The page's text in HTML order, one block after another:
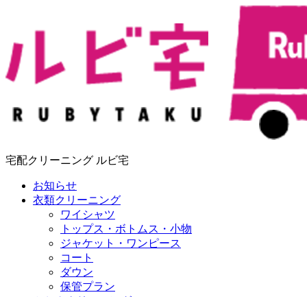
宅配クリーニング ルビ宅
お知らせ
衣類クリーニング
ワイシャツ
トップス・ボトムス・小物
ジャケット・ワンピース
コート
ダウン
保管プラン